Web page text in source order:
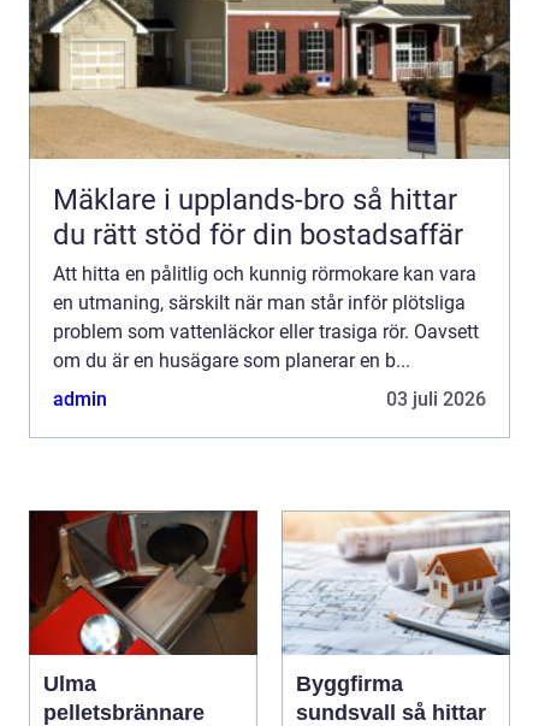
Mäklare i upplands-bro så hittar
du rätt stöd för din bostadsaffär
Att hitta en pålitlig och kunnig rörmokare kan vara
en utmaning, särskilt när man står inför plötsliga
problem som vattenläckor eller trasiga rör. Oavsett
om du är en husägare som planerar en b...
admin
03 juli 2026
Ulma
pelletsbrännare
Byggfirma
sundsvall så hittar